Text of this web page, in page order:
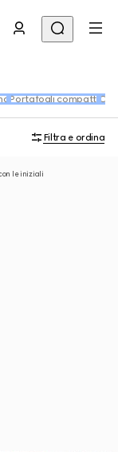
Portafogli compatti
Filtra e ordina
le iniziali